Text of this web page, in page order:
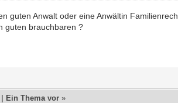
guten Anwalt oder eine Anwältin
guten brauchbaren ?
Ein Thema vor »